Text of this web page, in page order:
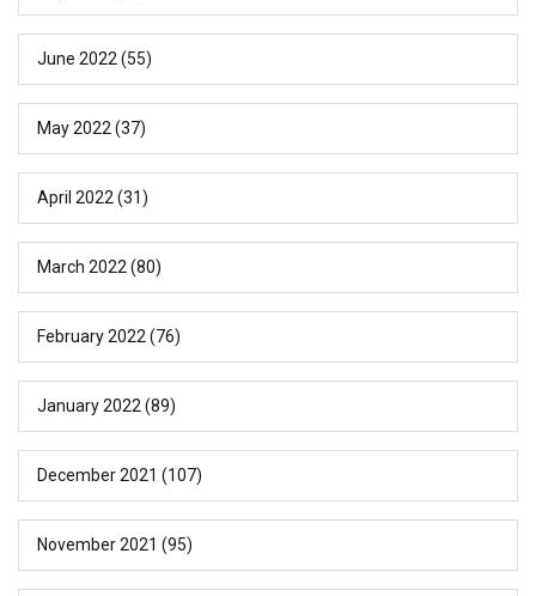
June 2022 (55)
May 2022 (37)
April 2022 (31)
March 2022 (80)
February 2022 (76)
January 2022 (89)
December 2021 (107)
November 2021 (95)